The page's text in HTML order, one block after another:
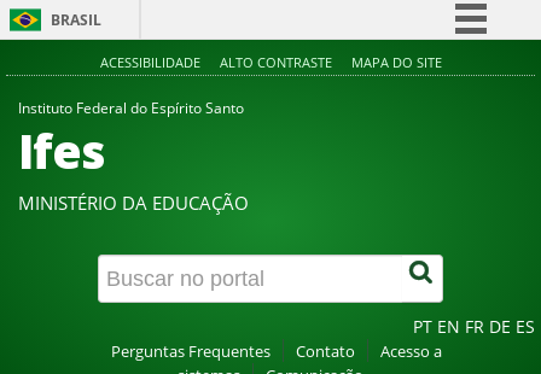
BRASIL
Simplifique!
Canais
ACESSIBILIDADE ALTO CONTRASTE MAPA DO SITE
Instituto Federal do Espírito Santo
Ifes
MINISTÉRIO DA EDUCAÇÃO
PT EN FR DE ES
Perguntas Frequentes Contato
Acesso a